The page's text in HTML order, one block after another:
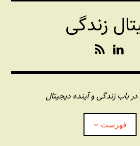
زندگی
n
k
e
d
I
n
S
باب زندگی و آینده دیجیتال
فهرست